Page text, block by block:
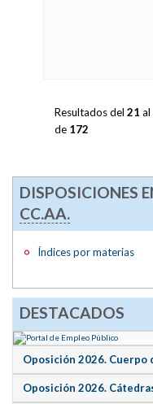
Resultados del 21 al
de 172
DISPOSICIONES
CC.AA.
Índices por materias
DESTACADOS
Oposición 2026. Cuerpo
Oposición 2026.